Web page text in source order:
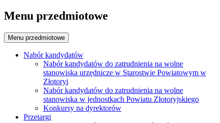
Menu przedmiotowe
Menu przedmiotowe
Nabór kandydatów
Nabór kandydatów do zatrudnienia na wolne
stanowiska urzędnicze w Starostwie Powiatowym w
Złotoryi
Nabór kandydatów do zatrudnienia na wolne
stanowiska w jednostkach Powiatu Złotoryjskiego
Konkursy na dyrektorów
Przetargi